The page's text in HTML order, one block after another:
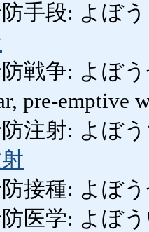
手段: よぼ
戦争: よぼ
pre-emptive
注射: よぼ
接種: よぼ
医学: よぼ